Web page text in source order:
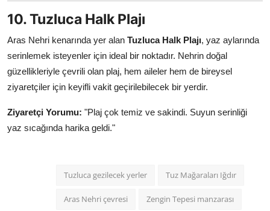
10. Tuzluca Halk Plajı
Aras Nehri kenarında yer alan Tuzluca Halk Plajı, yaz aylarında
serinlemek isteyenler için ideal bir noktadır. Nehrin doğal
güzellikleriyle çevrili olan plaj, hem aileler hem de bireysel
ziyaretçiler için keyifli vakit geçirilebilecek bir yerdir.
Ziyaretçi Yorumu: "Plaj çok temiz ve sakindi. Suyun serinliği
yaz sıcağında harika geldi."
Tuzluca gezilecek yerler Tuz Mağaraları Iğdır
Aras Nehri çevresi Zengin Tepesi manzarası